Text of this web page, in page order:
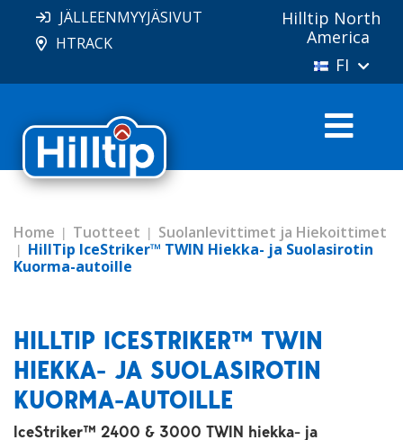
JÄLLEENMYYJÄSIVUT
HTRACK
Hilltip North
America
FI
Home Tuotteet
Suolanlevittimet ja Hiekoittimet
HillTip IceStriker™ TWIN Hiekka- ja Suolasirotin
Kuorma-autoille
HILLTIP ICESTRIKER™ TWIN
HIEKKA- JA SUOLASIROTIN
KUORMA-AUTOILLE
IceStriker™ 2400 & 3000 TWIN hiekka- ja